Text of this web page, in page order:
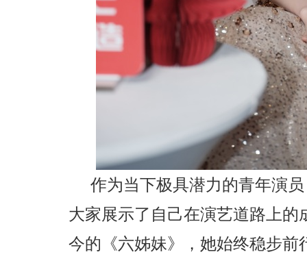
作为当下极具潜力的青年演
大家展示了自己在演艺道路上
今的《六姊妹》，她始终稳步